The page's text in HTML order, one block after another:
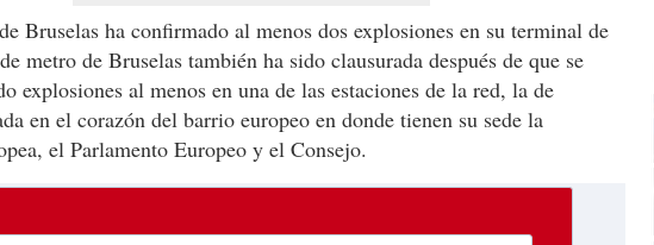
Bruselas ha confirmado al menos dos explosiones en su terminal de
metro de Bruselas también ha sido clausurada después de que se
explosiones al menos en una de las estaciones de la red, la de
en el corazón del barrio europeo en donde tienen su sede la
el Parlamento Europeo y el Consejo.